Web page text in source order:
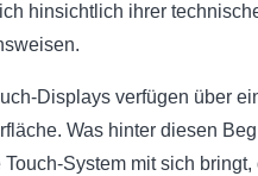
hinsichtlich ihrer
Displays verfügen über
Was hinter diesen
System mit sich